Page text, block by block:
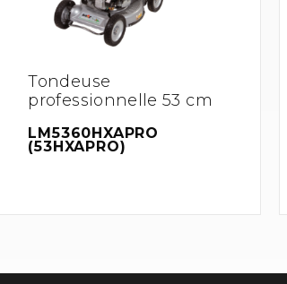
Tondeuse
professionnelle 53 cm
LM5360HXAPRO
(53HXAPRO)